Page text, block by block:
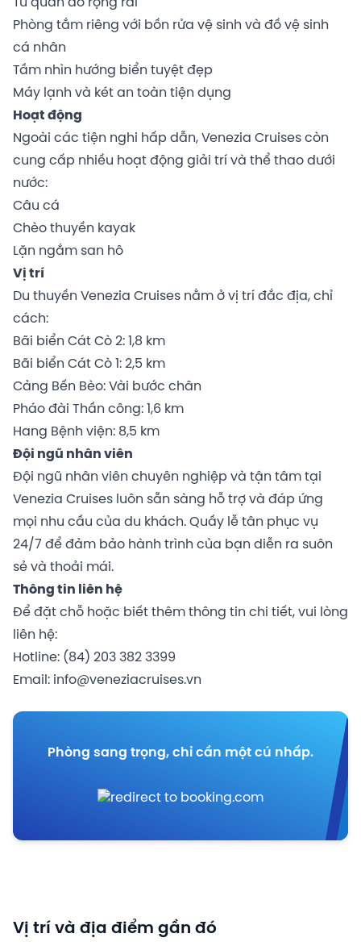
Phòng tắm riêng với bồn rửa vệ sinh và đồ vệ sinh
cá nhân
Tầm nhìn hướng biển tuyệt đẹp
Máy lạnh và két an toàn tiện dụng
Hoạt động
Ngoài các tiện nghi hấp dẫn, Venezia Cruises còn
cung cấp nhiều hoạt động giải trí và thể thao dưới
nước:
Câu cá
Chèo thuyền kayak
Lặn ngắm san hô
Vị trí
Du thuyền Venezia Cruises nằm ở vị trí đắc địa, chỉ
cách:
Bãi biển Cát Cò 2: 1,8 km
Bãi biển Cát Cò 1: 2,5 km
Cảng Bến Bèo: Vài bước chân
Pháo đài Thần công: 1,6 km
Hang Bệnh viện: 8,5 km
Đội ngũ nhân viên
Đội ngũ nhân viên chuyên nghiệp và tận tâm tại
Venezia Cruises luôn sẵn sàng hỗ trợ và đáp ứng
mọi nhu cầu của du khách. Quầy lễ tân phục vụ
24/7 để đảm bảo hành trình của bạn diễn ra suôn
sẻ và thoải mái.
Thông tin liên hệ
Để đặt chỗ hoặc biết thêm thông tin chi tiết, vui lòng
liên hệ:
Hotline: (84) 203 382 3399
Email: info@veneziacruises.vn
Phòng sang trọng, chỉ cần một cú nhấp.
Vị trí và địa điểm gần đó